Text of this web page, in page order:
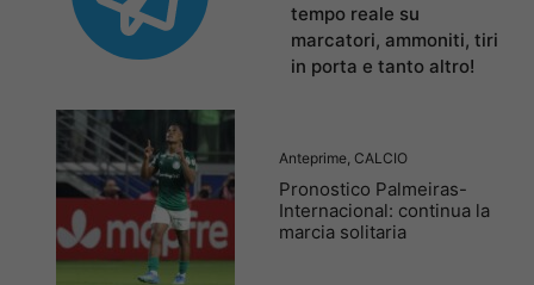
tempo reale su
marcatori, ammoniti, tiri
in porta e tanto altro!
Anteprime, CALCIO
Pronostico Palmeiras-
Internacional: continua la
marcia solitaria